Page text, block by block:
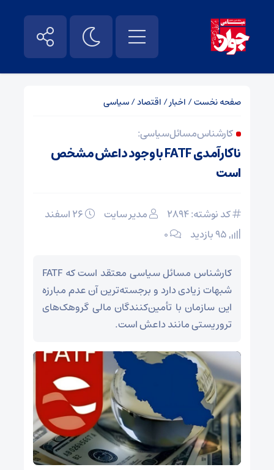
صفحه نخست/ اخبار/ اقتصاد/سیاسی
کارشناس مسائل سیاسی:
ناکارآمدی FATF با وجود داعش مشخص
است
کد نوشته: 2894 مدیر سایت
۰
کارشناس مسائل سیاسی معتقد است که FATF
شبهات زیادی دارد و برجسته‌ترین آن عدم مبارزه
این سازمان با تأمین‌کنندگان مالی گروهک‌های
تروریستی مانند داعش است.